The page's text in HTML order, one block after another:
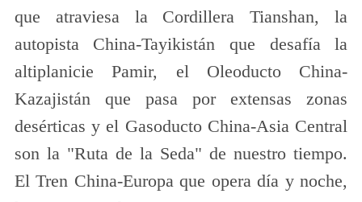
que atraviesa la Cordillera Tianshan, la
autopista China-Tayikistán que desafía la
altiplanicie Pamir, el Oleoducto China-
Kazajistán que pasa por extensas zonas
desérticas y el Gasoducto China-Asia Central
son la "Ruta de la Seda" de nuestro tiempo.
El Tren China-Europa que opera día y noche,